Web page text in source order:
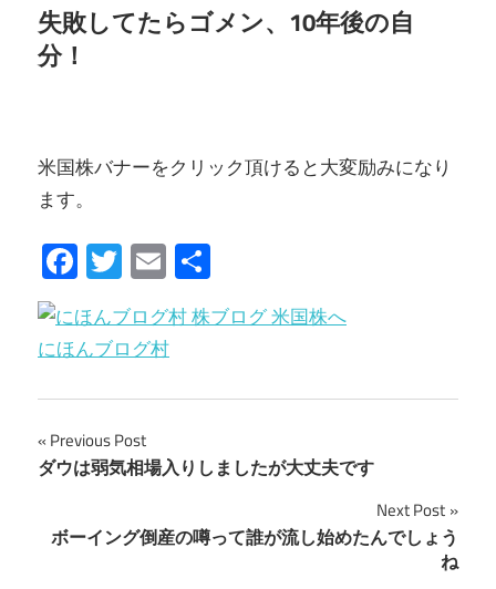
失敗してたらゴメン、10年後の自
分！
米国株バナーをクリック頂けると大変励みになり
ます。
Facebook
Twitter
Email
有
にほんブログ村
投
ナ
Previous Post
ダウは弱気相場入りしましたが大丈夫です
Next Post
ボーイング倒産の噂って誰が流し始めたんでしょう
ね